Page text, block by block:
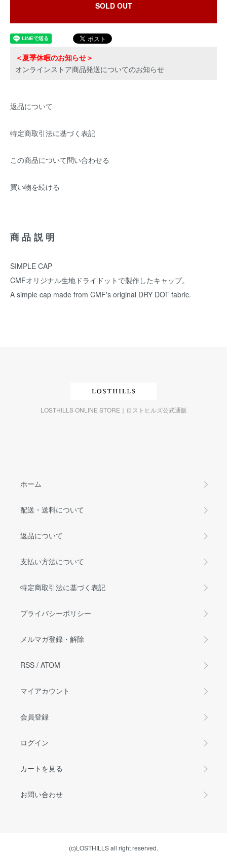
SOLD OUT
＜夏季休暇のお知らせ＞
オンラインストア商品発送についてのお知らせ
返品について
特定商取引法に基づく表記
この商品について問い合わせる
買い物を続ける
商品説明
SIMPLE CAP
CMFオリジナル生地ドライドットで製作したキャップ。
A simple cap made from CMF's original DRY DOT fabric.
LOSTHILLS ONLINE STORE｜ロストヒルズ公式通販
ホーム
配送・送料について
返品について
支払い方法について
特定商取引法に基づく表記
プライバシーポリシー
メルマガ登録・解除
RSS / ATOM
マイアカウント
会員登録
ログイン
カートを見る
お問い合わせ
(c)LOSTHILLS all right reserved.